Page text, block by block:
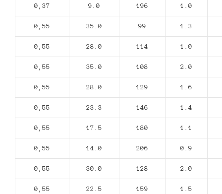
0,37 9.0 196 1.0
0,55 35.0 99 1.3
0,55 28.0 114 1.0
0,55 35.0 108 2.0
0,55 28.0 129 1.6
0,55 23.3 146 1.4
0,55 17.5 180 1.1
0,55 14.0 206 0.9
0,55 30.0 128 2.0
0,55 22.5 159 1.5